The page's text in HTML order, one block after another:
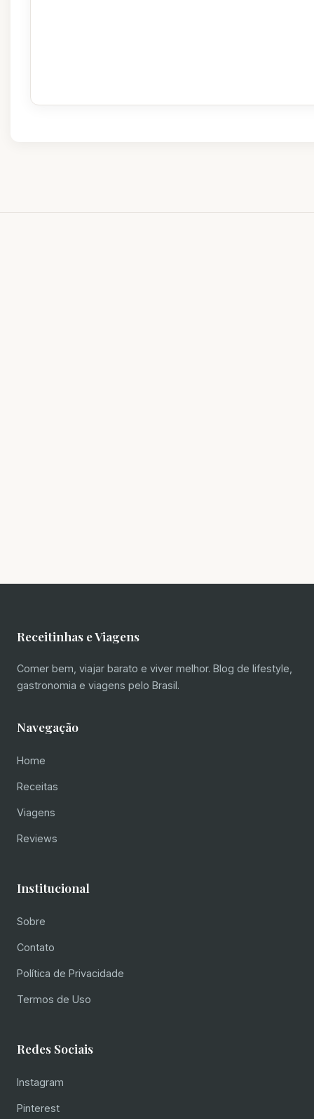
Receitinhas e Viagens
Comer bem, viajar barato e viver melhor. Blog de lifestyle,
gastronomia e viagens pelo Brasil.
Navegação
Home
Receitas
Viagens
Reviews
Institucional
Sobre
Contato
Política de Privacidade
Termos de Uso
Redes Sociais
Instagram
Pinterest